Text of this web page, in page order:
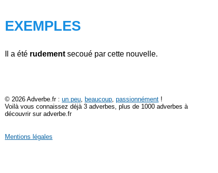
EXEMPLES
Il a été rudement secoué par cette nouvelle.
© 2026 Adverbe.fr : un peu, beaucoup, passionnément !
Voilà vous connaissez déjà 3 adverbes, plus de 1000 adverbes à
découvrir sur adverbe.fr
Mentions légales